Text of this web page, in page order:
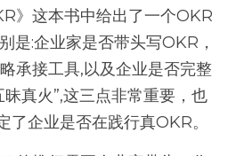
》这本书中给出了一个OKR
是:企业家是否带头写OKR，
承接工具,以及企业是否完整
真火”,这三点非常重要，也
了企业是否在践行真OKR。